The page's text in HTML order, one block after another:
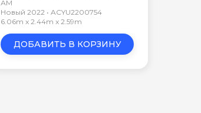
АМ
Новый 2022 • ACYU2200754
6.06m x 2.44m x 2.59m
ДОБАВИТЬ В КОРЗИНУ